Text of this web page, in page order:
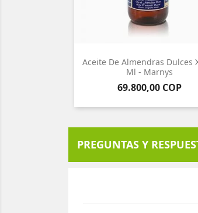
Aceite De Almendras Dulces
Ml - Marnys
Precio
69.800,00 COP
PREGUNTAS Y